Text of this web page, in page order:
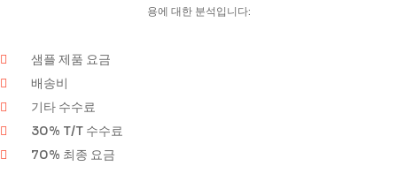
용에 대한 분석입니다:
샘플 제품 요금
배송비
기타 수수료
30% T/T 수수료
70% 최종 요금